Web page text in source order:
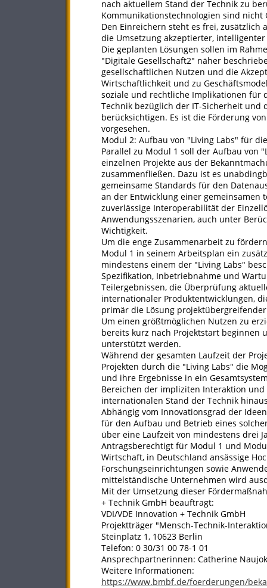
nach aktuellem Stand der Technik zu
Kommunikationstechnologien sind nicht
Den Einreichern steht es frei,
die Umsetzung akzeptierter,
Die geplanten Lösungen sollen im
"Digitale Gesellschaft2" näher
gesellschaftlichen Nutzen und die
Wirtschaftlichkeit und zu
soziale und rechtliche Implikationen für
Technik bezüglich der IT-Sicherheit
berücksichtigen. Es ist die Förderung
vorgesehen.
Modul 2: Aufbau von "Living Labs" für
Parallel zu Modul 1 soll der Aufbau von
einzelnen Projekte aus der
zusammenfließen. Dazu ist es
gemeinsame Standards für den
an der Entwicklung einer
zuverlässige Interoperabilität der
Anwendungsszenarien, auch unter
Wichtigkeit.
Um die enge Zusammenarbeit zu
Modul 1 in seinem Arbeitsplan ein
mindestens einem der "Living Labs"
Spezifikation, Inbetriebnahme und
Teilergebnissen, die Überprüfung
internationaler Produktentwicklungen,
primär die Lösung
Um einen größtmöglichen Nutzen zu
bereits kurz nach Projektstart beginnen
unterstützt werden.
Während der gesamten Laufzeit der
Projekten durch die "Living Labs" die
und ihre Ergebnisse in ein
Bereichen der impliziten Interaktion
internationalen Stand der Technik
Abhängig vom Innovationsgrad der
für den Aufbau und Betrieb eines
über eine Laufzeit von mindestens drei
Antragsberechtigt für Modul 1 und
Wirtschaft, in Deutschland ansässige
Forschungseinrichtungen sowie
mittelständische Unternehmen wird
Mit der Umsetzung dieser
+ Technik GmbH beauftragt:
VDI/VDE Innovation + Technik GmbH
Projektträger "Mensch-Technik-
Steinplatz 1, 10623 Berlin
Telefon: 0 30/31 00 78-1 01
Ansprechpartnerinnen: Catherine
Weitere Informationen:
https://www.bmbf.de/foerderungen/